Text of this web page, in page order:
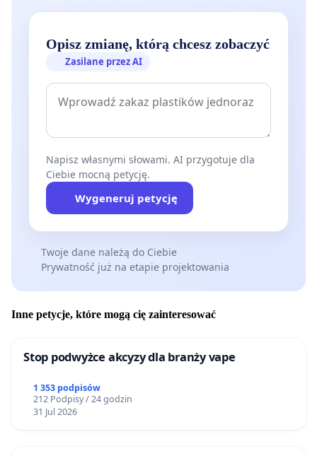
Opisz zmianę, którą chcesz zobaczyć
Zasilane przez AI
Napisz własnymi słowami. AI przygotuje dla
Ciebie mocną petycję.
Wygeneruj petycję
Twoje dane należą do Ciebie
Prywatność już na etapie projektowania
Inne petycje, które mogą cię zainteresować
Stop podwyżce akcyzy dla branży vape
1 353 podpisów
212 Podpisy / 24 godzin
31 Jul 2026